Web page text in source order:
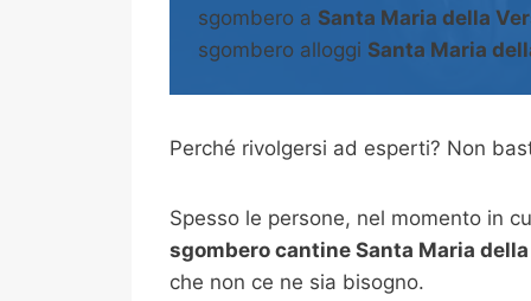
sgombero a Santa Maria della
sgombero alloggi Santa Maria
Perché rivolgersi ad esperti? Non
Spesso le persone, nel momento in
sgombero cantine Santa Maria
che non ce ne sia bisogno.